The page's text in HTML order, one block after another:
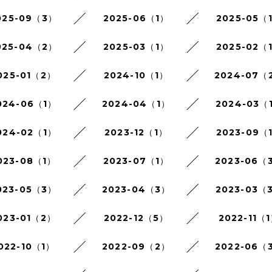
09（3） 2025-06（1） 2025-05（1
04（2） 2025-03（1） 2025-02（1
01（2） 2024-10（1） 2024-07（2
06（1） 2024-04（1） 2024-03（1
02（1） 2023-12（1） 2023-09（1
08（1） 2023-07（1） 2023-06（3
05（3） 2023-04（3） 2023-03（3
01（2） 2022-12（5） 2022-11（1
10（1） 2022-09（2） 2022-06（3